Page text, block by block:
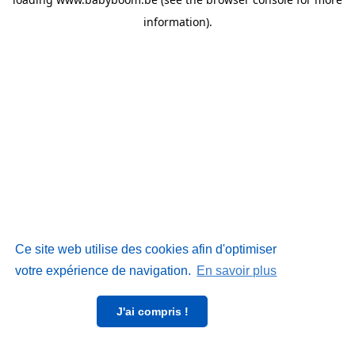
Ce site web utilise des cookies afin d'optimiser
votre expérience de navigation. En savoir plus
J'ai compris !
information).